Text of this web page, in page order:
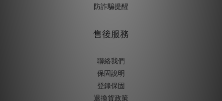
防詐騙提醒
售後服務
聯絡我們
保固說明
登錄保固
退換貨政策